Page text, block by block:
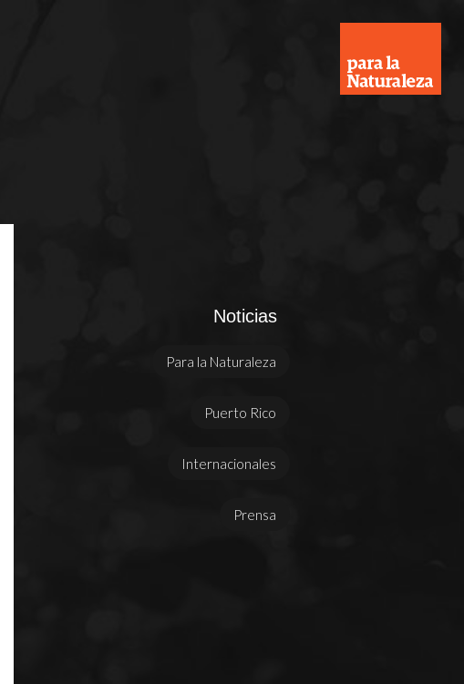
Noticias
Para la Naturaleza
Puerto Rico
Internacionales
Prensa